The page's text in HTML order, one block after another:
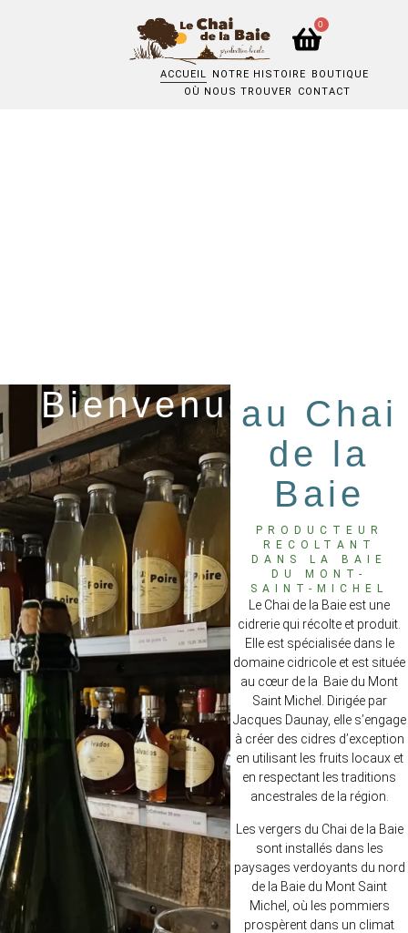
0
ACCUEIL NOTRE HISTOIRE
BOUTIQUE
OÙ NOUS TROUVER
CONTACT
Bienvenueau Chai
de la
Baie
PRODUCTEUR
RECOLTANT
DANS LA BAIE
DU MONT-
SAINT-MICHEL
Le Chai de la Baie est une
cidrerie qui récolte et produit.
Elle est spécialisée dans le
domaine cidricole et est située
au cœur de la Baie du Mont
Saint Michel. Dirigée par
Jacques Daunay, elle s’engage
à créer des cidres d’exception
en utilisant les fruits locaux et
en respectant les traditions
ancestrales de la région.
Les vergers du Chai de la Baie
sont installés dans les
paysages verdoyants du nord
de la Baie du Mont Saint
Michel, où les pommiers
prospèrent dans un climat